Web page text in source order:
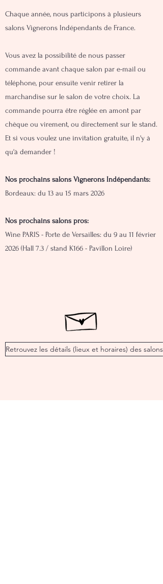
Chaque année, nous participons à plusieurs
salons Vignerons Indépendants de France.
Vous avez la possibilité de nous passer
commande avant chaque salon par e-mail ou
téléphone, pour ensuite venir retirer la
marchandise sur le salon de votre choix. La
commande pourra être réglée en amont par
chèque ou virement, ou directement sur le stand.
Et si vous voulez une invitation gratuite, il n'y à
qu'à demander !
Nos prochains salons Vignerons Indépendants:
Bordeaux: du 13 au 15 mars 2026
Nos prochains salons pros:
Wine PARIS - Porte de Versailles: du 9 au 11 février
2026 (Hall 7.3 / stand K166 - Pavillon Loire)
Retrouvez les détails (lieux et horaires) des salons